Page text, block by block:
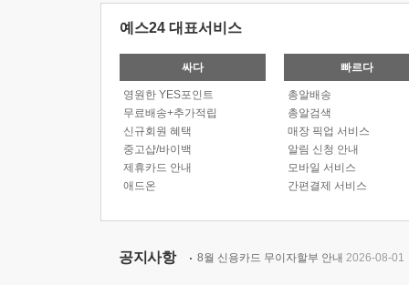
예스24 대표서비스
싸다
영원한 YES포인트
무료배송+추가적립
신규회원 혜택
중고샵/바이백
제휴카드 안내
애드온
빠르다
총알배송
총알검색
매장 픽업 서비스
알림 신청 안내
모바일 서비스
간편결제 서비스
공지사항 8월 신용카드 무이자할부 안내 2026-08-01